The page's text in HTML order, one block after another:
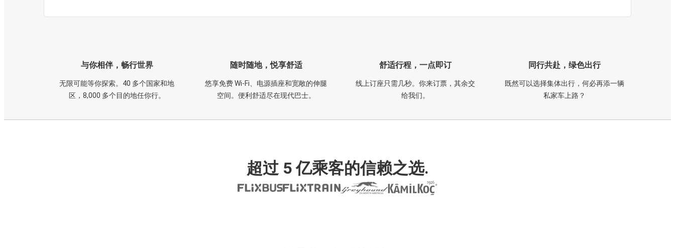
与你相伴，畅行世界
无限可能等你探索。40 多个国家和地
区，8,000 多个目的地任你行。
随时随地，悦享舒适
悠享免费 Wi-Fi、电源插座和宽敞的伸腿
空间。便利舒适尽在现代巴士。
舒适行程，一点即订
线上订座只需几秒。你来订票，其余交
给我们。
同行共赴，绿色出行
既然可以选择集体出行，何必再添一辆
私家车上路？
超过 5 亿乘客的信赖之选.